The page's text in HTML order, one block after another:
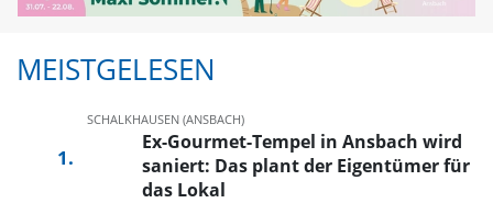
MEISTGELESEN
SCHALKHAUSEN (ANSBACH)
Ex-Gourmet-Tempel in Ansbach wird
saniert: Das plant der Eigentümer für
das Lokal